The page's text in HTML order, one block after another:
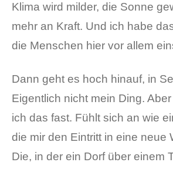
Klima wird milder, die Sonne
mehr an Kraft. Und ich habe
die Menschen hier vor allem
Dann geht es hoch hinauf, in
Eigentlich nicht mein Ding.
ich das fast. Fühlt sich an wie
die mir den Eintritt in eine neue
Die, in der ein Dorf über einem